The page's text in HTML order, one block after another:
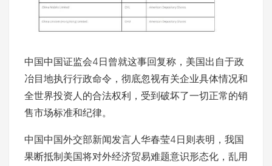
中国中国证监会4日曾就这事回复称，美国出自于政
冶目地执行行政命令，彻底忽视有关企业具体情况和
全世界投资人的合法权利，受到破坏了一切正常的销
售市场标准和纪律。
中国中国外交部新闻发言人华春莹4日则表明，我国
果断抵制美国将对外经济贸易难题意识形态化，乱用